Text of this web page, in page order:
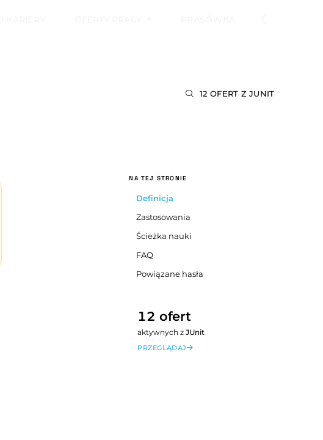
12 OFERT Z JUNIT
NA TEJ STRONIE
Definicja
Zastosowania
Ścieżka nauki
FAQ
Powiązane hasła
12 ofert
aktywnych zJUnit
PRZEGLĄDAJ